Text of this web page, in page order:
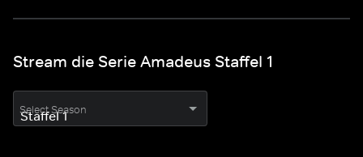
Stream die Serie Amadeus Staffel 1
Select Season